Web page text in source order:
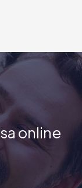
online